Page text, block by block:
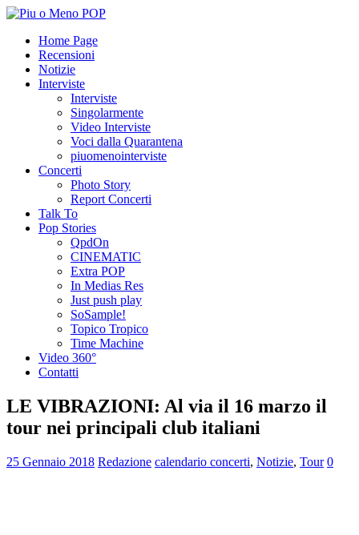
Home Page
Recensioni
Notizie
Interviste
Interviste
Singolarmente
Video Interviste
Voci dalla Quarantena
piuomenointerviste
Concerti
Photo Story
Report Concerti
Talk To
Pop Stories
QpdOn
CINEMATIC
Extra POP
In Medias Res
Just push play
SoSample!
Topico Tropico
Time Machine
Video 360°
Contatti
LE VIBRAZIONI: Al via il 16 marzo il
tour nei principali club italiani
25 Gennaio 2018 Redazione calendario concerti, Notizie, Tour 0